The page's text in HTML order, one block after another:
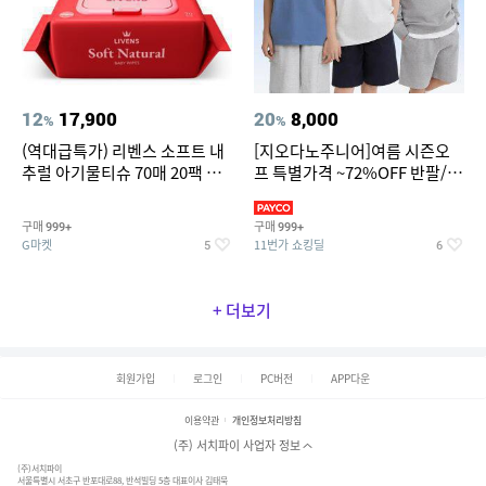
12% 17,900
(역대급특가) 리벤스 소프트 내
추럴 아기물티슈 70매 20팩 캡
구매 999+
G마켓 5
20% 8,000
[지오다노주니어]여름 시즌오
프 특별가격 ~72%OFF 반팔/반
구매 999+
11번가 쇼킹딜 6
+ 더보기
회원가입 로그인 PC버전 APP다운
이용약관 개인정보처리방침
(주) 서치파이 사업자 정보
(주)서치파이
서울특별시 서초구 반포대로88, 반석빌딩 5층 대표이사 김태묵